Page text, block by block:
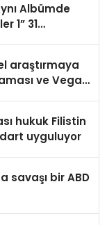
Albümde
1” 31
araştırmaya
ve Vegan
hukuk Filistin
uyguluyor
savaşı bir ABD